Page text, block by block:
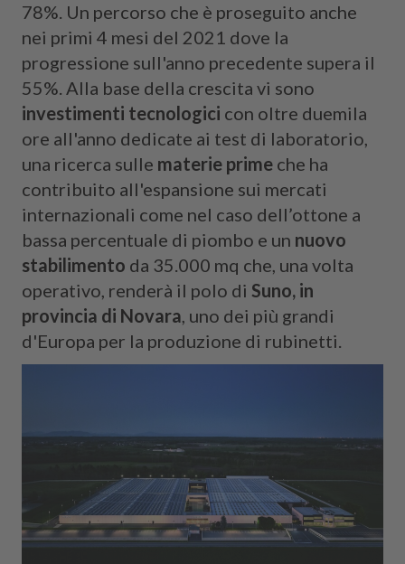
78%. Un percorso che è proseguito anche
nei primi 4 mesi del 2021 dove la
progressione sull'anno precedente supera il
55%. Alla base della crescita vi sono
investimenti tecnologici con oltre duemila
ore all'anno dedicate ai test di laboratorio,
una ricerca sulle materie prime che ha
contribuito all'espansione sui mercati
internazionali come nel caso dell’ottone a
bassa percentuale di piombo e un nuovo
stabilimento da 35.000 mq che, una volta
operativo, renderà il polo di Suno, in
provincia di Novara, uno dei più grandi
d'Europa per la produzione di rubinetti.